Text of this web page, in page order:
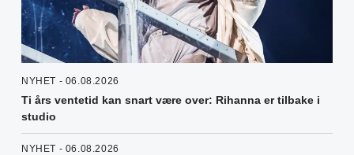
NYHET - 06.08.2026
Ti års ventetid kan snart være over: Rihanna er tilbake i
studio
NYHET - 06.08.2026